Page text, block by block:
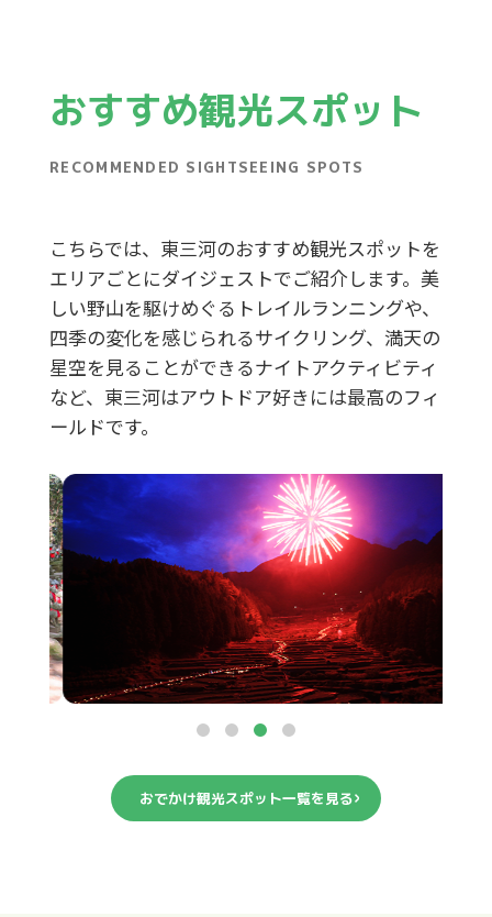
おすすめ観光スポット
RECOMMENDED SIGHTSEEING SPOTS
こちらでは、東三河のおすすめ観光スポットを
エリアごとにダイジェストでご紹介します。美
しい野山を駆けめぐるトレイルランニングや、
四季の変化を感じられるサイクリング、満天の
星空を見ることができるナイトアクティビティ
など、東三河はアウトドア好きには最高のフィ
ールドです。
おでかけ観光スポット一覧を見る